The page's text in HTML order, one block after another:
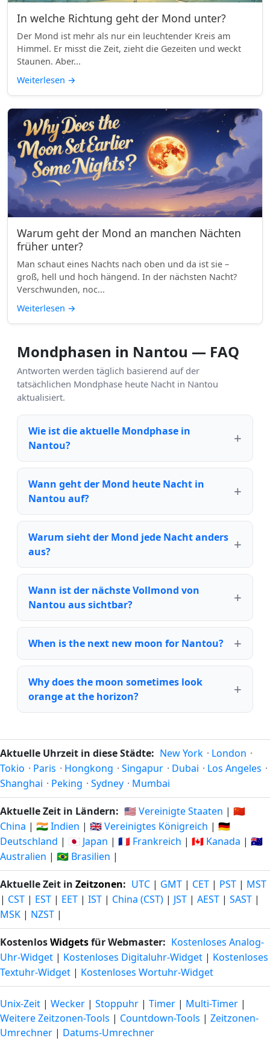
In welche Richtung geht der Mond unter?
Der Mond ist mehr als nur ein leuchtender Kreis am
Himmel. Er misst die Zeit, zieht die Gezeiten und weckt
Staunen. Aber...
Weiterlesen →
Warum geht der Mond an manchen Nächten
früher unter?
Man schaut eines Nachts nach oben und da ist sie –
groß, hell und hoch hängend. In der nächsten Nacht?
Verschwunden, noc...
Weiterlesen →
Mondphasen in Nantou — FAQ
Antworten werden täglich basierend auf der
tatsächlichen Mondphase heute Nacht in Nantou
aktualisiert.
Wie ist die aktuelle Mondphase in
Nantou?
Wann geht der Mond heute Nacht in
Nantou auf?
Warum sieht der Mond jede Nacht anders
aus?
Wann ist der nächste Vollmond von
Nantou aus sichtbar?
When is the next new moon for Nantou?
Why does the moon sometimes look
orange at the horizon?
Aktuelle Uhrzeit in diese Städte: New York · London ·
Tokio · Paris · Hongkong · Singapur · Dubai · Los Angeles ·
Shanghai · Peking · Sydney · Mumbai
Aktuelle Zeit in Ländern: 🇺🇸 Vereinigte Staaten | 🇨🇳
China | 🇮🇳 Indien | 🇬🇧 Vereinigtes Königreich | 🇩🇪
Deutschland | 🇯🇵 Japan | 🇫🇷 Frankreich | 🇨🇦 Kanada | 🇦🇺
Australien | 🇧🇷 Brasilien |
Aktuelle Zeit in Zeitzonen: UTC | GMT | CET | PST | MST
| CST | EST | EET | IST | China (CST) | JST | AEST | SAST |
MSK | NZST |
KostenlosWidgetsfür Webmaster: Kostenloses Analog-
Uhr-Widget | Kostenloses Digitaluhr-Widget | Kostenloses
Textuhr-Widget | Kostenloses Wortuhr-Widget
Unix-Zeit | Wecker | Stoppuhr | Timer | Multi-Timer |
Weitere Zeitzonen-Tools | Countdown-Tools | Zeitzonen-
Umrechner | Datums-Umrechner